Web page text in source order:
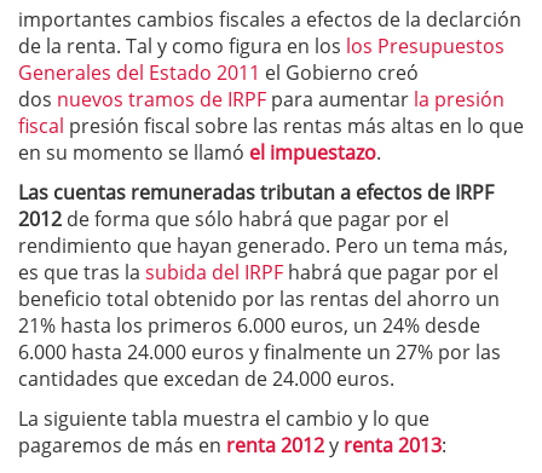
importantes cambios fiscales a efectos de la declarción
de la renta. Tal y como figura en los los Presupuestos
Generales del Estado 2011 el Gobierno creó
dos nuevos tramos de IRPF para aumentar la presión
fiscal presión fiscal sobre las rentas más altas en lo que
en su momento se llamó el impuestazo.
Las cuentas remuneradas tributan a efectos de IRPF
2012 de forma que sólo habrá que pagar por el
rendimiento que hayan generado. Pero un tema más,
es que tras la subida del IRPF habrá que pagar por el
beneficio total obtenido por las rentas del ahorro un
21% hasta los primeros 6.000 euros, un 24% desde
6.000 hasta 24.000 euros y finalmente un 27% por las
cantidades que excedan de 24.000 euros.
La siguiente tabla muestra el cambio y lo que
pagaremos de más en renta 2012y renta 2013: